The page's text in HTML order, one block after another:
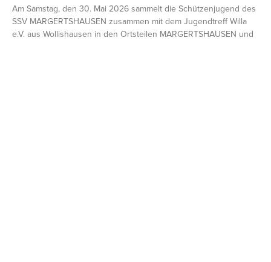
Am Samstag, den 30. Mai 2026 sammelt die Schützenjugend des
SSV MARGERTSHAUSEN zusammen mit dem Jugendtreff Willa
e.V. aus Wollishausen in den Ortsteilen MARGERTSHAUSEN und